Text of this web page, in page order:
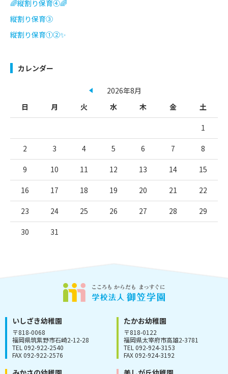
🌈縦割り保育④🌈
縦割り保育③
縦割り保育①②✨
カレンダー
2026年8月
日
月 火 水 木 金 土
1
2 3 4 5 6 7 8
9 10 11 12 13 14 15
16 17 18 19 20 21 22
23 24 25 26 27 28 29
30 31
いしざき幼稚園
〒818-0068
福岡県筑紫野市石崎2-12-28
TEL 092-922-2540
FAX 092-922-2576
たかお幼稚園
〒818-0122
福岡県太宰府市高雄2-3781
TEL 092-924-3153
FAX 092-924-3192